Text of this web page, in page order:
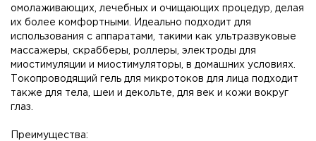
омолаживающих, лечебных и очищающих процедур, делая
их более комфортными. Идеально подходит для
использования с аппаратами, такими как ультразвуковые
массажеры, скрабберы, роллеры, электроды для
миостимуляции и миостимуляторы, в домашних условиях.
Токопроводящий гель для микротоков для лица подходит
также для тела, шеи и декольте, для век и кожи вокруг
глаз.
Преимущества: